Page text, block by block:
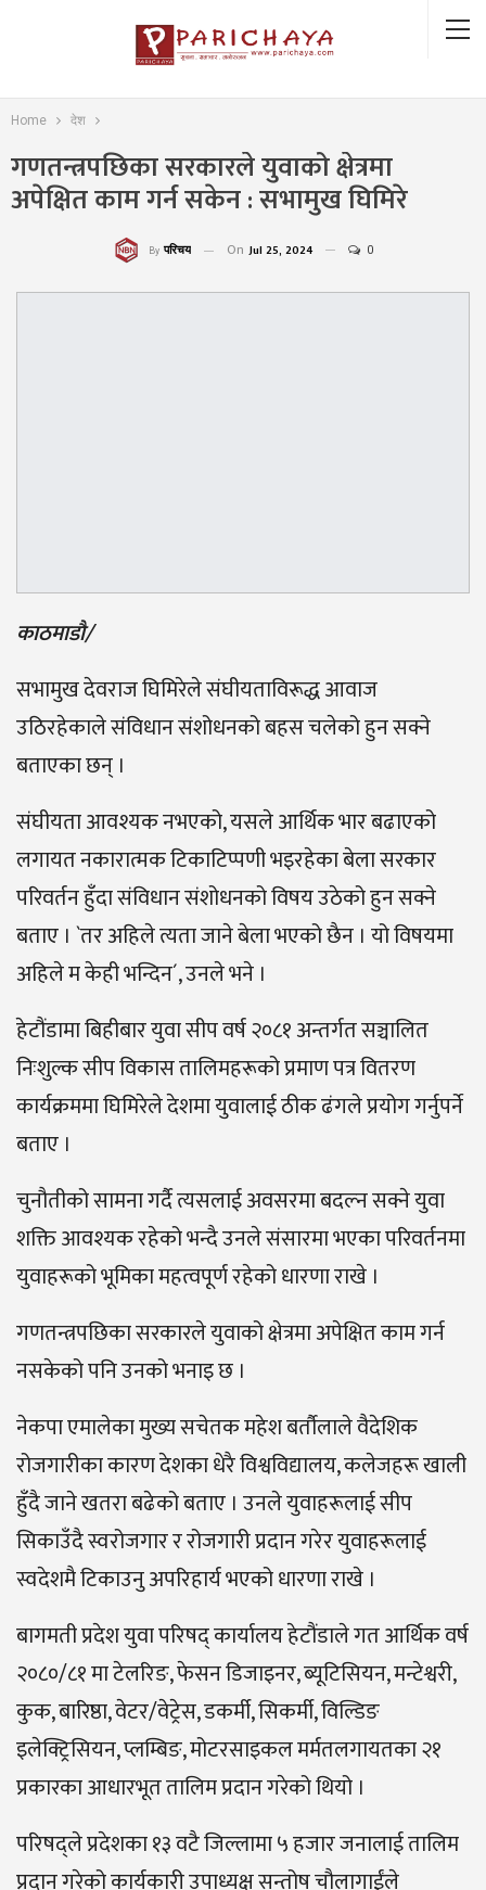
Home देश
गणतन्त्रपछिका सरकारले युवाको क्षेत्रमा
अपेक्षित काम गर्न सकेन : सभामुख घिमिरे
By परिचय On Jul 25, 2024 0
काठमाडौ/
सभामुख देवराज घिमिरेले संघीयताविरूद्ध आवाज
उठिरहेकाले संविधान संशोधनको बहस चलेको हुन सक्ने
बताएका छन् ।
संघीयता आवश्यक नभएको, यसले आर्थिक भार बढाएको
लगायत नकारात्मक टिकाटिप्पणी भइरहेका बेला सरकार
परिवर्तन हुँदा संविधान संशोधनको विषय उठेको हुन सक्ने
बताए । `तर अहिले त्यता जाने बेला भएको छैन । यो विषयमा
अहिले म केही भन्दिन´, उनले भने ।
हेटौंडामा बिहीबार युवा सीप वर्ष २०८१ अन्तर्गत सञ्चालित
निःशुल्क सीप विकास तालिमहरूको प्रमाण पत्र वितरण
कार्यक्रममा घिमिरेले देशमा युवालाई ठीक ढंगले प्रयोग गर्नुपर्ने
बताए ।
चुनौतीको सामना गर्दै त्यसलाई अवसरमा बदल्न सक्ने युवा
शक्ति आवश्यक रहेको भन्दै उनले संसारमा भएका परिवर्तनमा
युवाहरूको भूमिका महत्वपूर्ण रहेको धारणा राखे ।
गणतन्त्रपछिका सरकारले युवाको क्षेत्रमा अपेक्षित काम गर्न
नसकेको पनि उनको भनाइ छ ।
नेकपा एमालेका मुख्य सचेतक महेश बर्तौलाले वैदेशिक
रोजगारीका कारण देशका धेरै विश्वविद्यालय, कलेजहरू खाली
हुँदै जाने खतरा बढेको बताए । उनले युवाहरूलाई सीप
सिकाउँदै स्वरोजगार र रोजगारी प्रदान गरेर युवाहरूलाई
स्वदेशमै टिकाउनु अपरिहार्य भएको धारणा राखे ।
बागमती प्रदेश युवा परिषद् कार्यालय हेटौंडाले गत आर्थिक वर्ष
२०८०/८१ मा टेलरिङ, फेसन डिजाइनर, ब्यूटिसियन, मन्टेश्वरी,
कुक, बारिष्ठा, वेटर/वेट्रेस, डकर्मी, सिकर्मी, विल्डिङ
इलेक्ट्रिसियन, प्लम्बिङ, मोटरसाइकल मर्मतलगायतका २१
प्रकारका आधारभूत तालिम प्रदान गरेको थियो ।
परिषद्ले प्रदेशका १३ वटै जिल्लामा ५ हजार जनालाई तालिम